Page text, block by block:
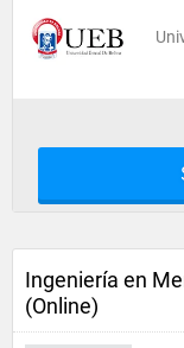
Ingeniería en
(Online)